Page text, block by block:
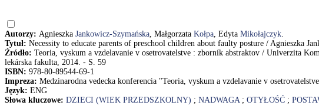
Autorzy: Agnieszka Jankowicz-Szymańska, Małgorzata Kołpa, Edyta Mikołajczyk.
Tytuł: Necessity to educate parents of preschool children about faulty posture / Agnieszka
Źródło: Teoria, vyskum a vzdelavanie v osetrovatelstve : zborník abstraktov / Univerzita
lekárska fakulta, 2014. - S. 59
ISBN: 978-80-89544-69-1
Impreza: Medzinarodna vedecka konferencia "Teoria, vyskum a vzdelavanie v
Język: ENG
Słowa kluczowe: DZIECI (WIEK PRZEDSZKOLNY) ; NADWAGA; OTYŁOŚĆ ;